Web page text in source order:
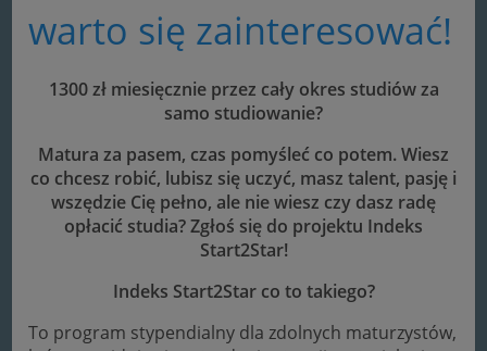
warto się zainteresować!
1300 zł miesięcznie przez cały okres studiów za
samo studiowanie?
Matura za pasem, czas pomyśleć co potem. Wiesz
co chcesz robić, lubisz się uczyć, masz talent, pasję i
wszędzie Cię pełno, ale nie wiesz czy dasz radę
opłacić studia? Zgłoś się do projektu Indeks
Start2Star!
Indeks Start2Star co to takiego?
To program stypendialny dla zdolnych maturzystów,